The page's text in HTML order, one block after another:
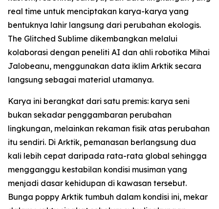
real time untuk menciptakan karya-karya yang
bentuknya lahir langsung dari perubahan ekologis.
The Glitched Sublime dikembangkan melalui
kolaborasi dengan peneliti AI dan ahli robotika Mihai
Jalobeanu, menggunakan data iklim Arktik secara
langsung sebagai material utamanya.
Karya ini berangkat dari satu premis: karya seni
bukan sekadar penggambaran perubahan
lingkungan, melainkan rekaman fisik atas perubahan
itu sendiri. Di Arktik, pemanasan berlangsung dua
kali lebih cepat daripada rata-rata global sehingga
mengganggu kestabilan kondisi musiman yang
menjadi dasar kehidupan di kawasan tersebut.
Bunga poppy Arktik tumbuh dalam kondisi ini, mekar